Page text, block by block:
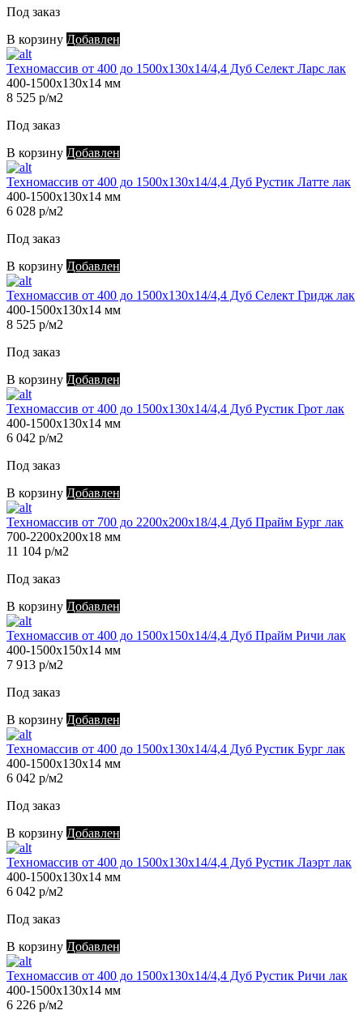
Под заказ
В корзину Добавлен
Техномассив от 400 до 1500х130х14/4,4 Дуб Селект Ларс лак
400-1500х130х14 мм
8 525 р/м2
Под заказ
В корзину Добавлен
Техномассив от 400 до 1500х130х14/4,4 Дуб Рустик Латте лак
400-1500х130х14 мм
6 028 р/м2
Под заказ
В корзину Добавлен
Техномассив от 400 до 1500х130х14/4,4 Дуб Селект Гридж лак
400-1500х130х14 мм
8 525 р/м2
Под заказ
В корзину Добавлен
Техномассив от 400 до 1500х130х14/4,4 Дуб Рустик Грот лак
400-1500х130х14 мм
6 042 р/м2
Под заказ
В корзину Добавлен
Техномассив от 700 до 2200х200х18/4,4 Дуб Прайм Бург лак
700-2200х200х18 мм
11 104 р/м2
Под заказ
В корзину Добавлен
Техномассив от 400 до 1500х150х14/4,4 Дуб Прайм Ричи лак
400-1500х150х14 мм
7 913 р/м2
Под заказ
В корзину Добавлен
Техномассив от 400 до 1500х130х14/4,4 Дуб Рустик Бург лак
400-1500х130х14 мм
6 042 р/м2
Под заказ
В корзину Добавлен
Техномассив от 400 до 1500х130х14/4,4 Дуб Рустик Лаэрт лак
400-1500х130х14 мм
6 042 р/м2
Под заказ
В корзину Добавлен
Техномассив от 400 до 1500х130х14/4,4 Дуб Рустик Ричи лак
400-1500х130х14 мм
6 226 р/м2